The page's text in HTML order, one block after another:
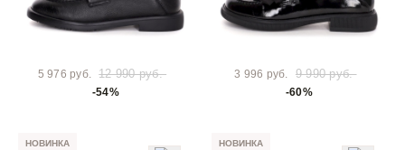
5 976 руб. 12 990 руб.
-54%
3 996 руб. 9 990 руб.
-60%
НОВИНКА НОВИНКА